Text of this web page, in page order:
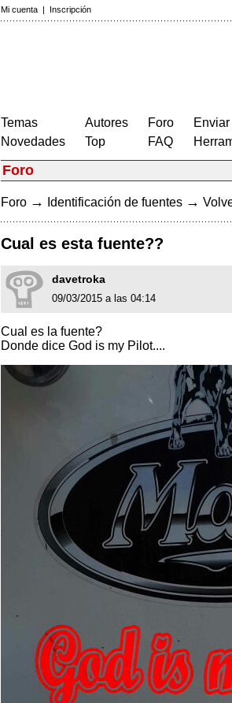
Mi cuenta | Inscripción
Temas
Novedades
Autores
Top
Foro
FAQ
Foro
Foro → Identificación de fuentes →
Cual es esta fuente??
davetroka
09/03/2015 a las 04:14
Cual es la fuente?
Donde dice God is my Pilot....